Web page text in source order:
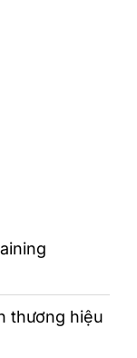
thương hiệu